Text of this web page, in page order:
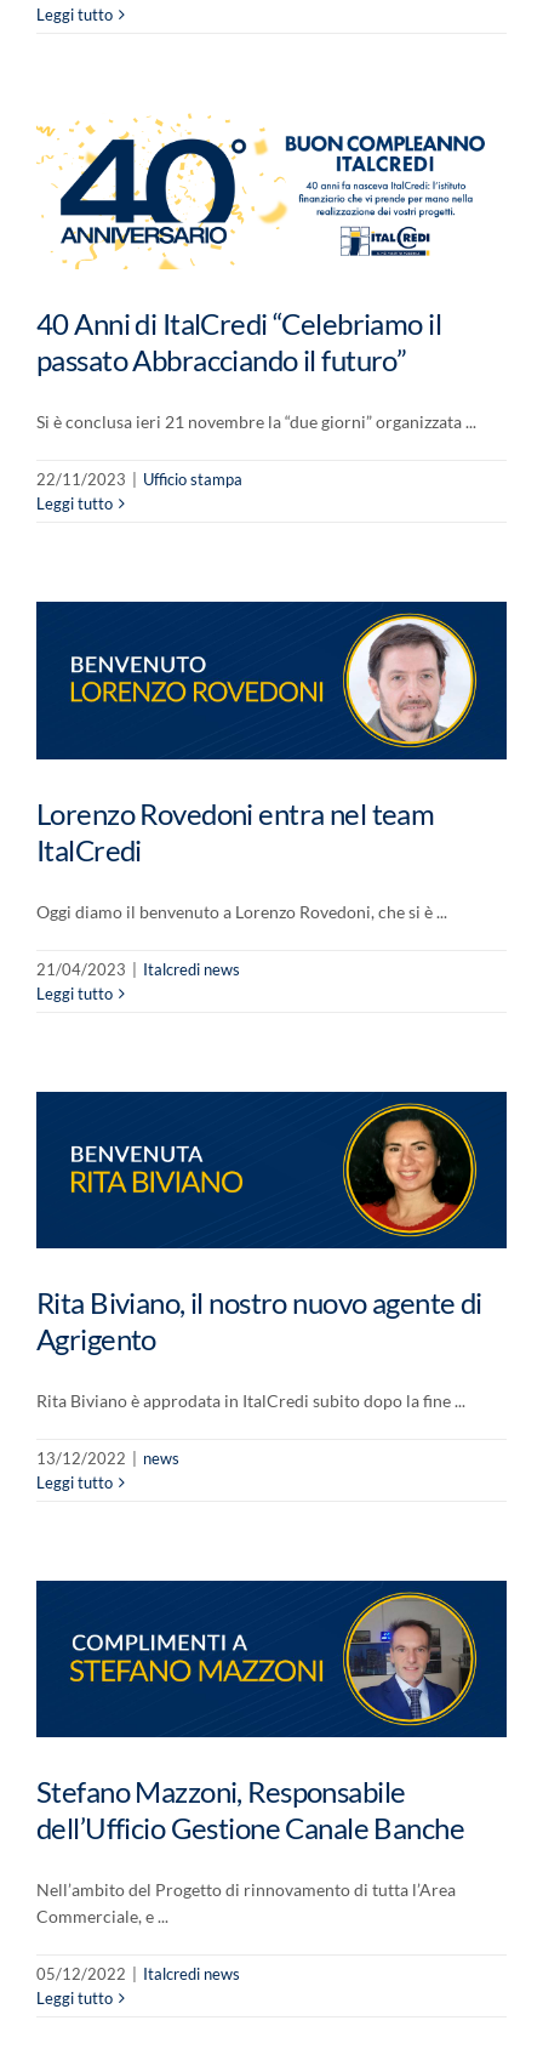
Leggi tutto
40 Anni di ItalCredi “Celebriamo il
passato Abbracciando il futuro”
Si è conclusa ieri 21 novembre la “due giorni” organizzata ...
22/11/2023
Ufficio stampa
Leggi tutto
Lorenzo Rovedoni entra nel team
ItalCredi
Oggi diamo il benvenuto a Lorenzo Rovedoni, che si è ...
21/04/2023 | Italcredi news
Leggi tutto
Rita Biviano, il nostro nuovo agente di
Agrigento
Rita Biviano è approdata in ItalCredi subito dopo la fine ...
13/12/2022
news
Leggi tutto
Stefano Mazzoni, Responsabile
dell’Ufficio Gestione Canale Banche
Nell’ambito del Progetto di rinnovamento di tutta l’Area
Commerciale, e ...
05/12/2022
Italcredi news
Leggi tutto